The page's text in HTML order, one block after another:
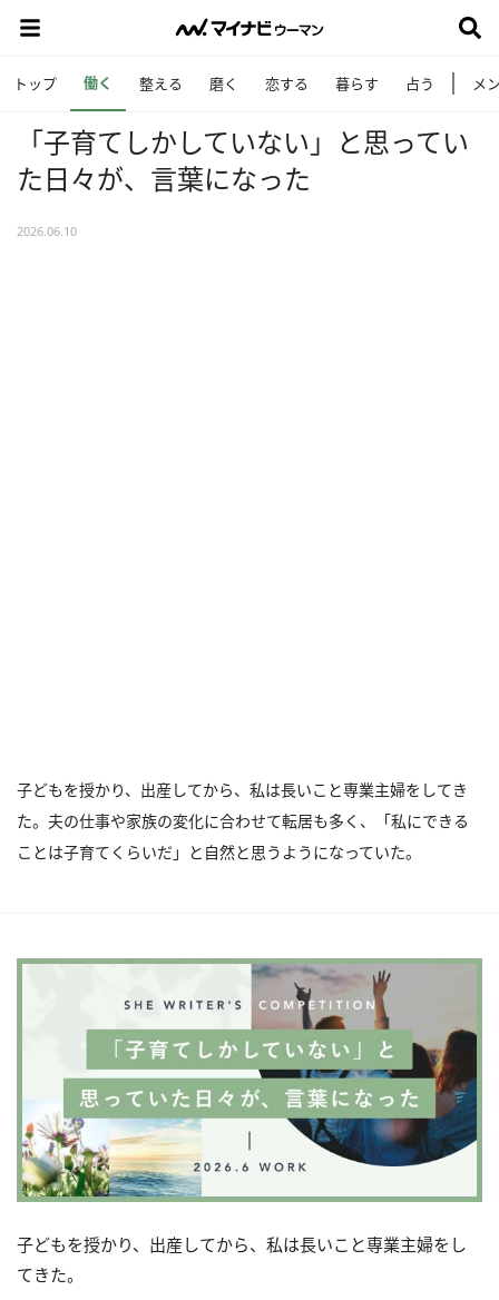
トップ 働く 整える 磨く 恋する 暮らす 占う メ
「子育てしかしていない」と思ってい
た日々が、言葉になった
2026.06.10
子どもを授かり、出産してから、私は長いこと専業主婦をしてき
た。夫の仕事や家族の変化に合わせて転居も多く、「私にできる
ことは子育てくらいだ」と自然と思うようになっていた。
子どもを授かり、出産してから、私は長いこと専業主婦をし
てきた。